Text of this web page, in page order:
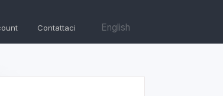
Contattaci English